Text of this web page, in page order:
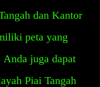
dan Kantor
peta yang
Anda juga dapat
Piai Tangah